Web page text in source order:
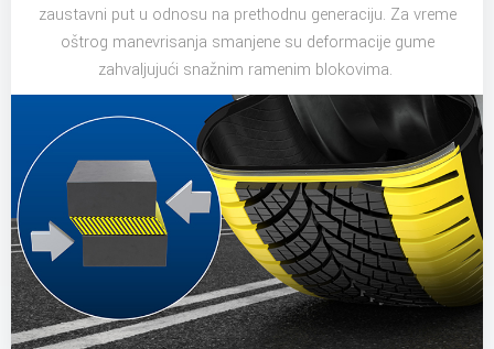
zaustavni put u odnosu na prethodnu generaciju. Za vreme
oštrog manevrisanja smanjene su deformacije gume
zahvaljujući snažnim ramenim blokovima.